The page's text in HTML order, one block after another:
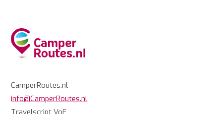
CamperRoutes.nl
info@CamperRoutes.nl